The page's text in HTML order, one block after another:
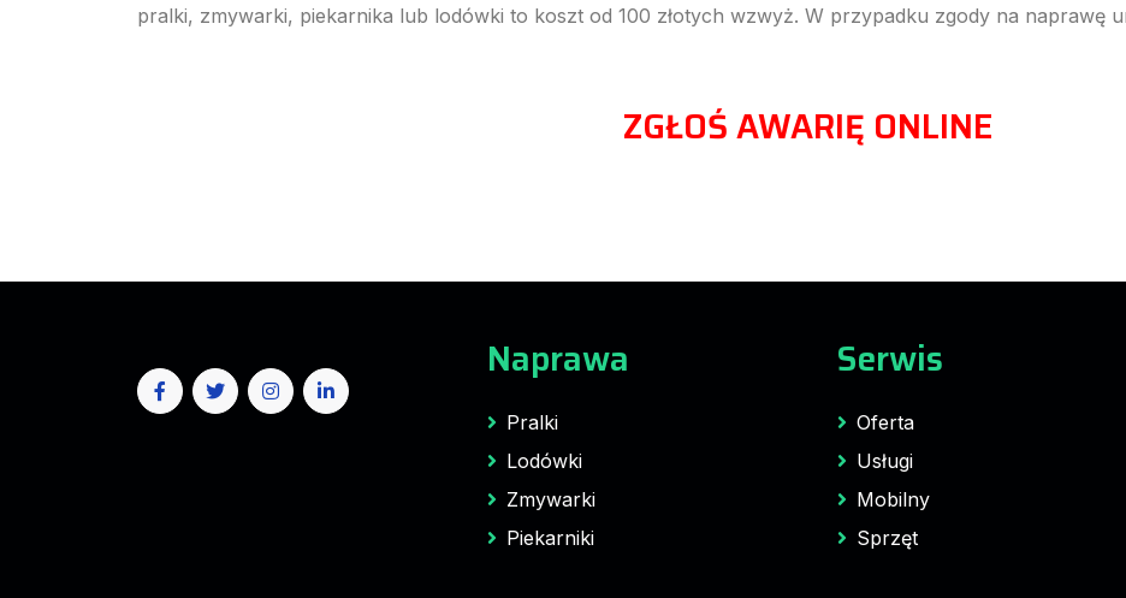
pralki, zmywarki, piekarnika lub lodówki to koszt od 100 złotych wzwyż. W przypadku zgody na naprawę
ZGŁOŚ AWARIĘ ONLINE
Naprawa
Pralki
Lodówki
Zmywarki
Piekarniki
Serwis
Oferta
Usługi
Mobilny
Sprzęt